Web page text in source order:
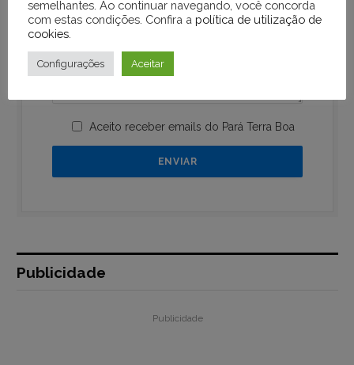
Aceito receber emails do Pará Terra Boa
Publicidade
Publicidade
semelhantes. Ao continuar navegando, você concorda
com estas condições. Confira a política de utilização de
cookies
Configurações Aceitar